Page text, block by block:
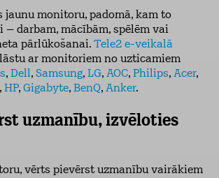
jaunu monitoru, padomā, kam to
darbam, mācībām, spēlēm vai
pārlūkošanai. Tele2 e-veikalā
ar monitoriem no uzticamiem
, Dell, Samsung, LG, AOC, Philips, Acer,
, HP, Gigabyte, BenQ, Anker.
uzmanību, izvēloties
vērts pievērst uzmanību vairākiem